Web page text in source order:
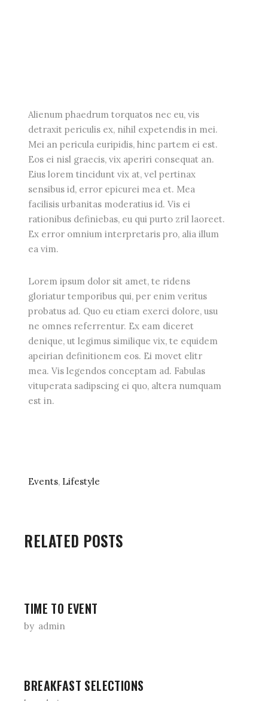
Alienum phaedrum torquatos nec eu, vis
detraxit periculis ex, nihil expetendis in mei.
Mei an pericula euripidis, hinc partem ei est.
Eos ei nisl graecis, vix aperiri consequat an.
Eius lorem tincidunt vix at, vel pertinax
sensibus id, error epicurei mea et. Mea
facilisis urbanitas moderatius id. Vis ei
rationibus definiebas, eu qui purto zril laoreet.
Ex error omnium interpretaris pro, alia illum
ea vim.
Lorem ipsum dolor sit amet, te ridens
gloriatur temporibus qui, per enim veritus
probatus ad. Quo eu etiam exerci dolore, usu
ne omnes referrentur. Ex eam diceret
denique, ut legimus similique vix, te equidem
apeirian definitionem eos. Ei movet elitr
mea. Vis legendos conceptam ad. Fabulas
vituperata sadipscing ei quo, altera numquam
est in.
Events, Lifestyle
RELATED POSTS
TIME TO EVENT
by admin
BREAKFAST SELECTIONS